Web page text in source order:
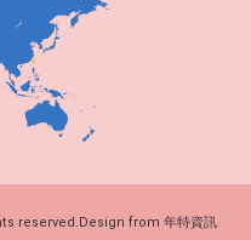
reserved.Design from 年特資訊